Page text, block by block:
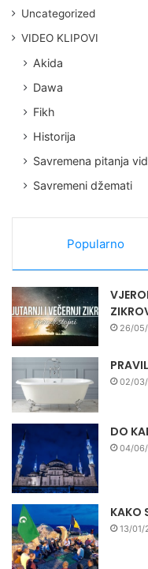
Uncategorized
VIDEO KLIPOVI
Akida
Dawa
Fikh
Historija
Savremena pitanja
Savremeni džemati
Popularno
26/
02/
DO
04/
KAKO
13/01/